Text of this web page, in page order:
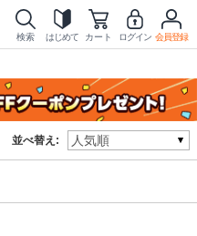
検索 はじめて カート ログイン 会員登録
並べ替え: